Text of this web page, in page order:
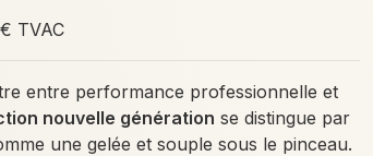
TVAC
entre performance professionnelle et
nouvelle génération se distingue par
une gelée et souple sous le pinceau.